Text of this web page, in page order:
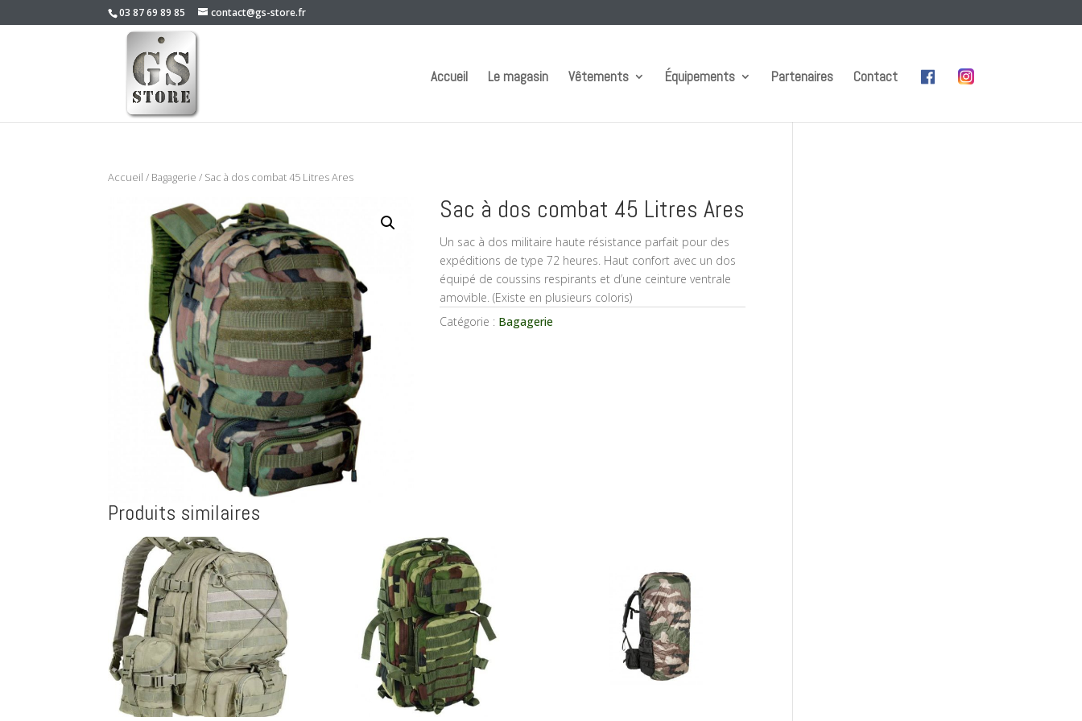
03 87 69 89 85 contact@gs-store.fr
Accueil Le magasin Vêtements Équipements Partenaires Contact
Accueil / Bagagerie / Sac à dos combat 45 Litres Ares
Sac à dos combat 45 Litres Ares
Un sac à dos militaire haute résistance parfait pour des
expéditions de type 72 heures. Haut confort avec un dos
équipé de coussins respirants et d’une ceinture ventrale
amovible. (Existe en plusieurs coloris)
Catégorie : Bagagerie
Produits similaires